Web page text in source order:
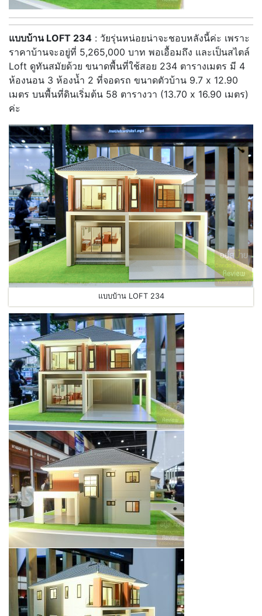
แบบบ้าน LOFT 234 : วัยรุ่นหน่อยน่าจะชอบหลังนี้ค่ะ เพราะ
ราคาบ้านจะอยู่ที่ 5,265,000 บาท พอเอื้อมถึง และเป็นสไตล์
Loft ดูทันสมัยด้วย ขนาดพื้นที่ใช้สอย 234 ตารางเมตร มี 4
ห้องนอน 3 ห้องน้ำ 2 ที่จอดรถ ขนาดตัวบ้าน 9.7 x 12.90
เมตร บนพื้นที่ดินเริ่มต้น 58 ตารางวา (13.70 x 16.90 เมตร)
ค่ะ
แบบบ้าน LOFT 234